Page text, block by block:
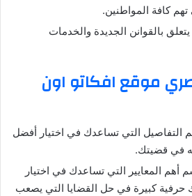
تهم كافة المواطنين.
بالقوانن الجديدة والخدمات
موقع افكاتو اون
التفاصيل التي تساعدك في اختيار أفضل
في قضيتك.
أهم المعايير التي تساعدك في اختيار
حرفية كبيرة في حل القضايا التي يصعب